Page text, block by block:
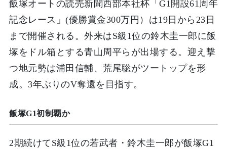
飯塚オートの読売新聞西部本社杯「G1開設61周年
記念レース」(優勝賞金300万円）は19日から23日
まで開催される。外来はS級1位の鈴木圭一郎に飯
塚をドル箱とする青山周平らが出場する。迎え撃
つ地元勢は浦田信輔、荒尾聡がツートップを形
成。3年ぶりのV奪還を目指す。
飯塚G1初制覇か
2期続けてS級1位の若武者・鈴木圭一郎が飯塚G1